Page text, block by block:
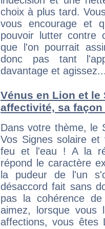
choix à plus tard.
vous encourage et
pouvoir lutter contre
que l'on pourrait
donc pas tant
davantage et
Vénus en Lion et le
affectivité, sa
Dans votre thème, le
Vos Signes solaire et
feu et l'eau ! A la
répond le caractère
la pudeur de l'un
désaccord fait sans
pas la cohérence
aimez, lorsque vous
affections, vous êtes